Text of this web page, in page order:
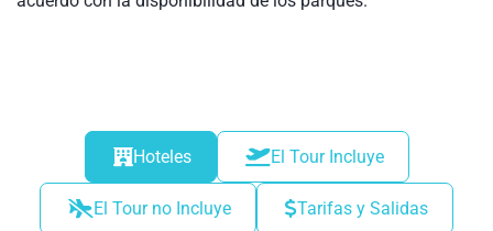
Hoteles El Tour Incluye
El Tour no Incluye Tarifas y Salidas